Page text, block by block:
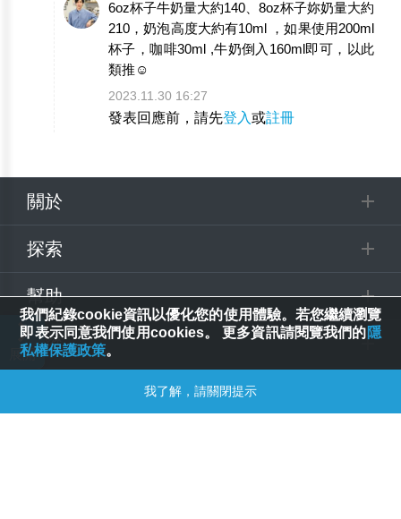
6oz杯子牛奶量大約140、8oz杯子妳奶量大約
210，奶泡高度大約有10ml ，如果使用200ml
杯子，咖啡30ml ,牛奶倒入160ml即可，以此
類推☺️
2023.11.30 16:27
發表回應前，請先登入或註冊
關於
探索
幫助
追蹤
© 2025 Spring House Entertainment Tech. Inc. All Rights Reserved.
我們紀錄cookie資訊以優化您的使用體驗。若您繼續瀏覽
即表示同意我們使用cookies。 更多資訊請閱覽我們的隱
私權保護政策。
我了解，請關閉提示